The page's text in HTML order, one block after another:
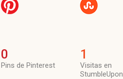
0
Pins de Pinterest
1
Visitas en
StumbleUpon